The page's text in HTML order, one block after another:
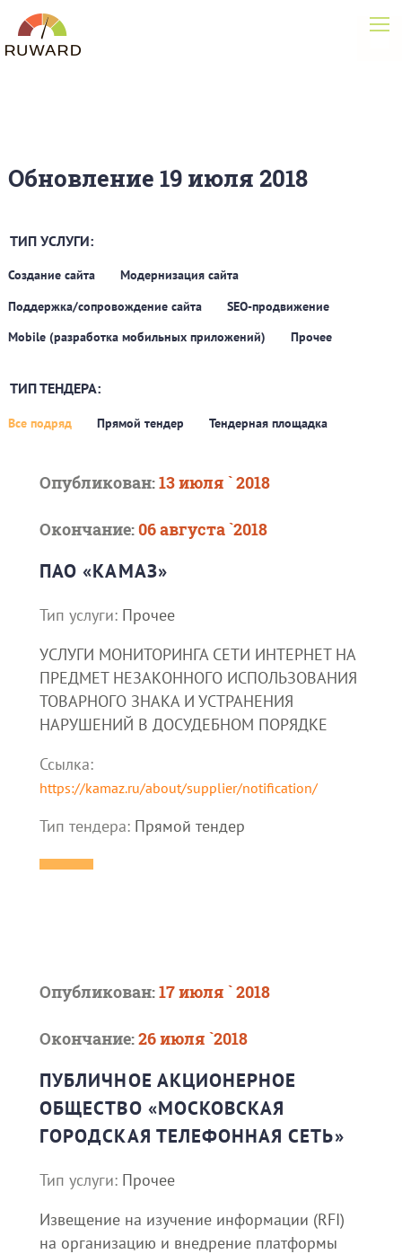
Обновление 19 июля 2018
ТИП УСЛУГИ:
Создание сайта
Модернизация сайта
Поддержка/сопровождение сайта
SEO-продвижение
Mobile (разработка мобильных приложений)
Прочее
ТИП ТЕНДЕРА:
Все подряд Прямой тендер Тендерная площадка
Опубликован:13 июля ` 2018
Окончание:06 августа `2018
ПАО «КАМАЗ»
Тип услуги: Прочее
УСЛУГИ МОНИТОРИНГА СЕТИ ИНТЕРНЕТ НА
ПРЕДМЕТ НЕЗАКОННОГО ИСПОЛЬЗОВАНИЯ
ТОВАРНОГО ЗНАКА И УСТРАНЕНИЯ
НАРУШЕНИЙ В ДОСУДЕБНОМ ПОРЯДКЕ
Ссылка:
https://kamaz.ru/about/supplier/notification/
Тип тендера: Прямой тендер
Опубликован:17 июля ` 2018
Окончание:26 июля `2018
ПУБЛИЧНОЕ АКЦИОНЕРНОЕ
ОБЩЕСТВО «МОСКОВСКАЯ
ГОРОДСКАЯ ТЕЛЕФОННАЯ СЕТЬ»
Тип услуги: Прочее
Извещение на изучение информации (RFI)
на организацию и внедрение платформы